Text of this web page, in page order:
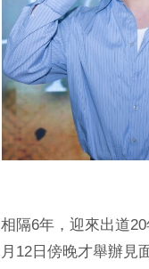
相隔6年，迎來出道
月12日傍晚才舉辦見